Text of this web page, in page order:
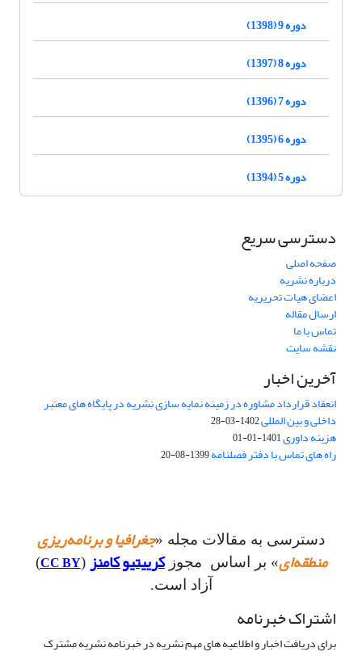
دوره 9 (1398)
دوره 8 (1397)
دوره 7 (1396)
دوره 6 (1395)
دوره 5 (1394)
دسترسی سریع
صفحه اصلی
درباره نشریه
اعضای هیات تحریریه
ارسال مقاله
تماس با ما
نقشه سایت
آخرین اخبار
انعقاد قرارداد مشاوره در زمینه نمایه سازی نشریه در پایگاه های معتبر
داخلی و بین المللی1402-03-28
هزینه داوری1401-01-01
راه های تماس با دفتر فصلنامه1399-08-20
دسترسی به مقالات مجله «جغرافیا و برنامه‌ریزی
منطقه‌ای» بر اساس مجوزکرییتیو کامنز (
CC BY
)
آزاد است.
اشتراک خبرنامه
برای دریافت اخبار و اطلاعیه های مهم نشریه در خبرنامه نشریه مشترک